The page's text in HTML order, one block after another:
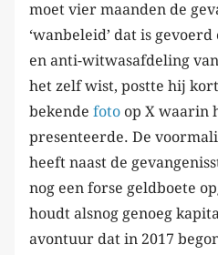
moet vier maanden de
‘wanbeleid’ dat is
en anti-witwasafdeling van
het zelf wist, postte hij
bekende foto op X waarin
presenteerde. De
heeft naast de
nog een forse geldboete
houdt alsnog genoeg
avontuur dat in 2017